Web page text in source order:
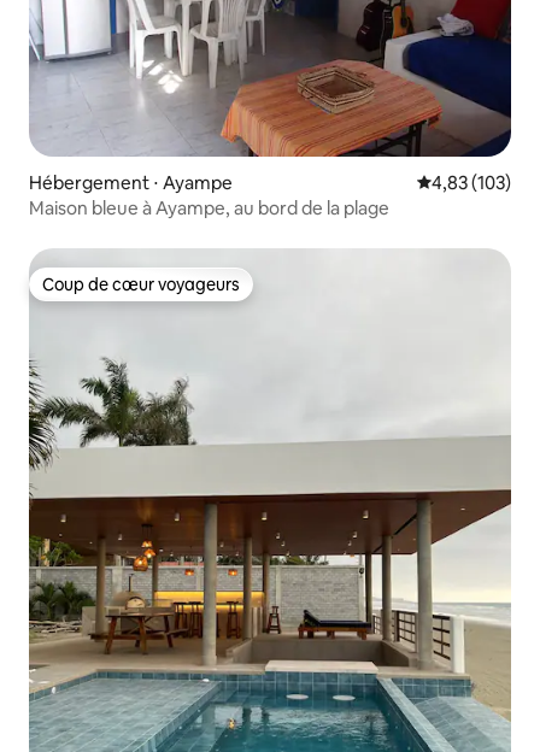
Hébergement ⋅ Ayampe Évaluation
4,83 (103)
Maison bleue à Ayampe, au bord de la plage
Coup de cœur voyageurs
Coup de cœur voyageurs